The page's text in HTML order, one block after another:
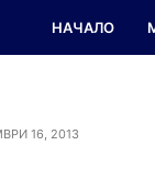
НАЧАЛО
16, 2013